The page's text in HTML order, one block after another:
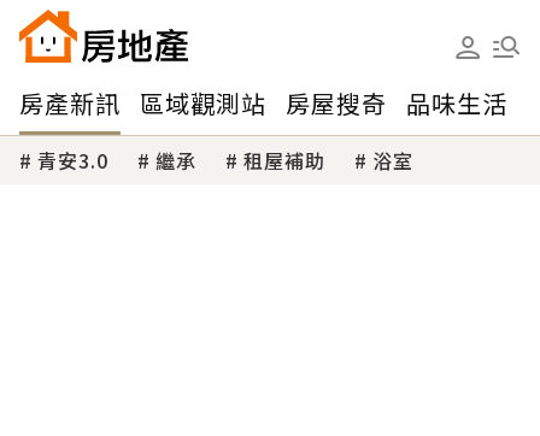
房產新訊 區域觀測站 房屋搜奇 品味生活
青安3.0 繼承 租屋補助 浴室